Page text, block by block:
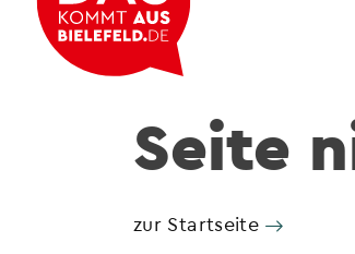
Seite
zur Startseite